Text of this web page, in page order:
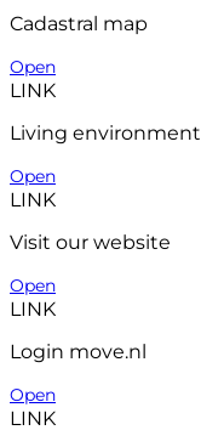
Cadastral map
Open
LINK
Living environment
Open
LINK
Visit our website
Open
LINK
Login move.nl
Open
LINK